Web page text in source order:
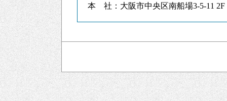
本 社：大阪市中央区南船場3-5-11 2F